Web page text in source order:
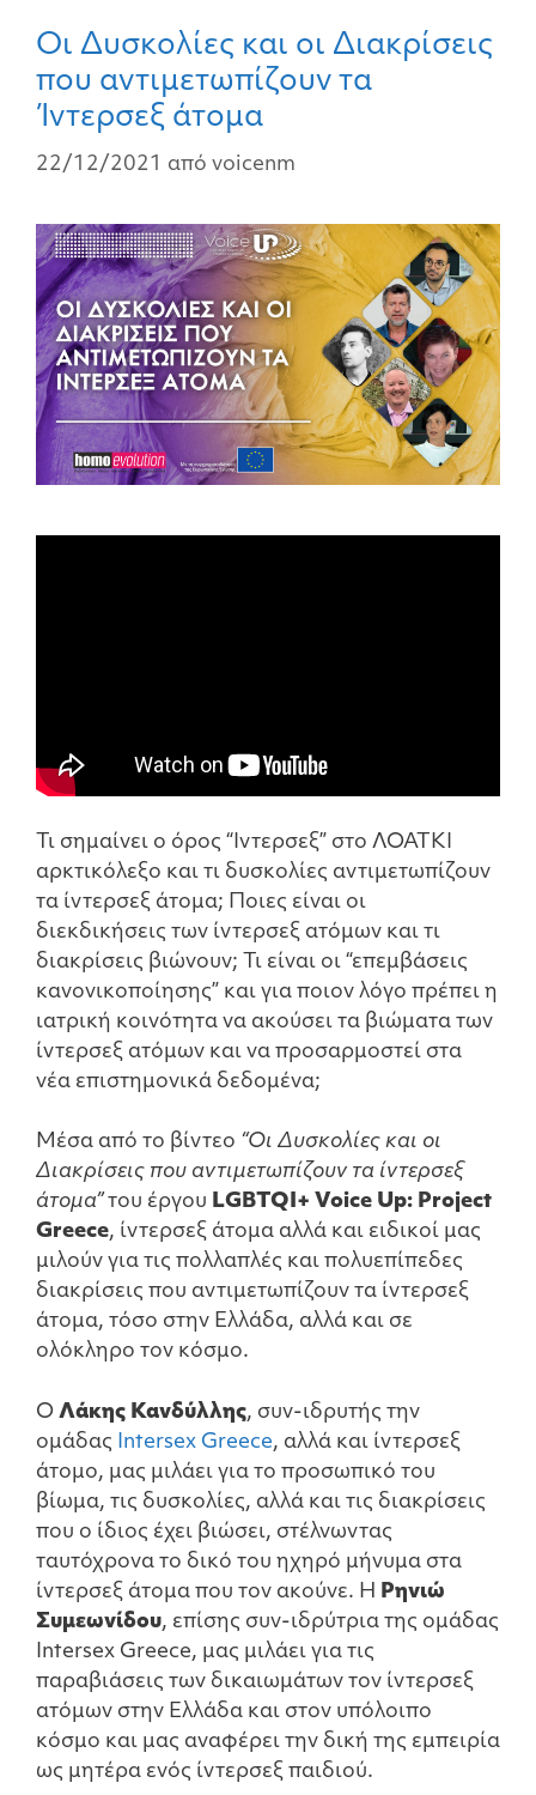
Οι Δυσκολίες και οι Διακρίσεις
που αντιμετωπίζουν τα
Ίντερσεξ άτομα
22/12/2021 από voicenm
Τι σημαίνει ο όρος “Ιντερσεξ” στο ΛΟΑΤΚΙ
αρκτικόλεξο και τι δυσκολίες αντιμετωπίζουν
τα ίντερσεξ άτομα; Ποιες είναι οι
διεκδικήσεις των ίντερσεξ ατόμων και τι
διακρίσεις βιώνουν; Τι είναι οι “επεμβάσεις
κανονικοποίησης” και για ποιον λόγο πρέπει η
ιατρική κοινότητα να ακούσει τα βιώματα των
ίντερσεξ ατόμων και να προσαρμοστεί στα
νέα επιστημονικά δεδομένα;
Μέσα από το βίντεο “Οι Δυσκολίες και οι
Διακρίσεις που αντιμετωπίζουν τα ίντερσεξ
άτομα”του έργου LGBTQI+ Voice Up: Project
Greece, ίντερσεξ άτομα αλλά και ειδικοί μας
μιλούν για τις πολλαπλές και πολυεπίπεδες
διακρίσεις που αντιμετωπίζουν τα ίντερσεξ
άτομα, τόσο στην Ελλάδα, αλλά και σε
ολόκληρο τον κόσμο.
Ο Λάκης Κανδύλλης, συν-ιδρυτής την
ομάδας
Intersex Greece, αλλά και ίντερσεξ
άτομο, μας μιλάει για το προσωπικό του
βίωμα, τις δυσκολίες, αλλά και τις διακρίσεις
που ο ίδιος έχει βιώσει, στέλνωντας
ταυτόχρονα το δικό του ηχηρό μήνυμα στα
ίντερσεξ άτομα που τον ακούνε. Η
Ρηνιώ
Συμεωνίδου, επίσης συν-ιδρύτρια της ομάδας
Intersex Greece, μας μιλάει για τις
παραβιάσεις των δικαιωμάτων τον ίντερσεξ
ατόμων στην Ελλάδα και στον υπόλοιπο
κόσμο και μας αναφέρει την δική της εμπειρία
ως μητέρα ενός ίντερσεξ παιδιού.